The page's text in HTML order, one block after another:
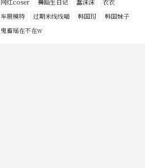
网红coser
舞蹈生日记 蠢沫沫
衣衣
车展模特
过期米线线喵 韩国BJ
韩国妹子
鬼畜瑶在不在w